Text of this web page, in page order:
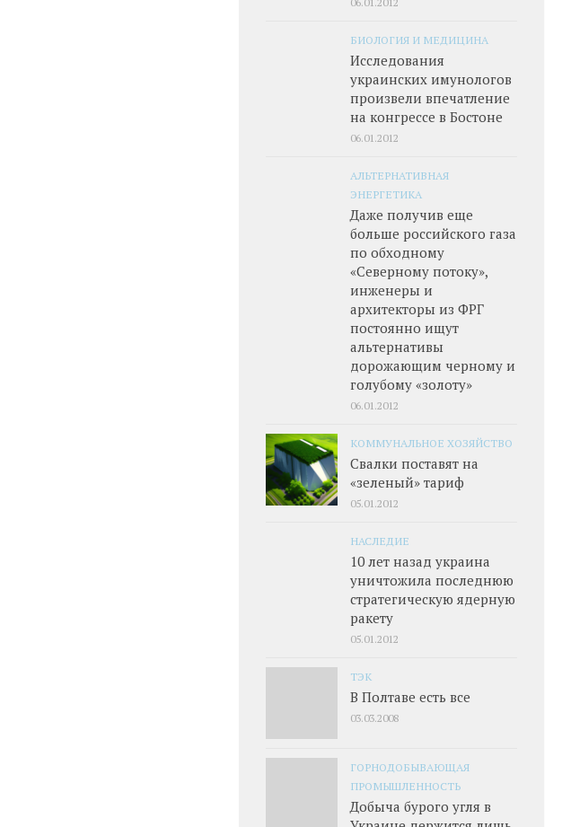
БИОЛОГИЯ И МЕДИЦИНА
Исследования
украинских имунологов
произвели впечатление
на конгрессе в Бостоне
06.01.2012
АЛЬТЕРНАТИВНАЯ
ЭНЕРГЕТИКА
Даже получив еще
больше российского газа
по обходному
«Северному потоку»,
инженеры и
архитекторы из ФРГ
постоянно ищут
альтернативы
дорожающим черному и
голубому «золоту»
06.01.2012
КОММУНАЛЬНОЕ ХОЗЯЙСТВО
Свалки поставят на
«зеленый» тариф
05.01.2012
НАСЛЕДИЕ
10 лет назад украина
уничтожила последнюю
стратегическую ядерную
ракету
05.01.2012
ТЭК
В Полтаве есть все
03.03.2008
ГОРНОДОБЫВАЮЩАЯ
ПРОМЫШЛЕННОСТЬ
Добыча бурого угля в